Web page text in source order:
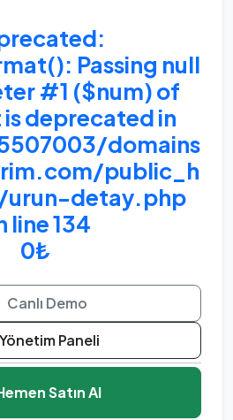
:
Passing null
#1 ($num) of
deprecated in
domains
public_h
detay.php
line134
0₺
Canlı Demo
Yönetim Paneli
Satın Al